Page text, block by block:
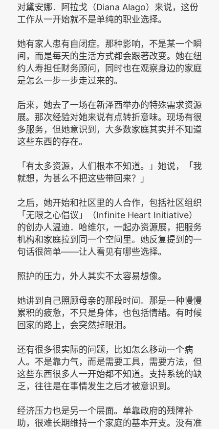
对黛安娜．阿拉戈（Diana Alago）来说，这份
工作从一开始就不是单纯的职业选择。
她有家人患有自闭症。那种影响，不是某一个瞬
间，而是每天的生活方式都会跟著改变。她在纽
约人寿担任财务顾问，同时也在观察身边的家庭
是怎么一步一步走过来的。
后来，她去了一场在新泽西举办的特殊需求资源
展。那次经验对她来说有点转折意味。现场有很
多服务，但她意识到，大多数家庭其实并不知道
这些东西的存在。
「有太多资源，人们根本不知道。」她说，「我
就想，为甚么不把这些带回来？」
之后，她开始和社区里的人合作，包括社区组织
「无限之心倡议」（Infinite Heart Initiative）
的创办人温迪．哈维尔，一起办资源展，把服务
机构和家庭拉到同一个空间里。她反复提到的一
句话很简单——让人看见有哪些选择。
照护的压力，外人其实不太容易想像。
她讲到自己照顾母亲的那段时间。那是一种慢慢
累积的疲惫，不只是身体，也包括情绪。有时候
回家的路上，会突然掉眼泪。
还有很多很实际的问题，比如怎么移动一个病
人。不是靠力气，而是需要工具，需要方法，但
这些东西很多人一开始都不知道。支持系统的缺
乏，往往是在事情发生之后才被意识到。
经济压力也是另一个层面。单靠政府的残障补
助，很难长期维持一个家庭的基本开支。没有准